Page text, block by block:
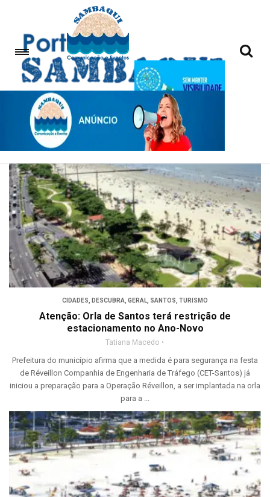
restrição
CIDADES, DESCUBRA, GERAL, SANTOS, TURISMO
Atenção: Orla de Santos terá restrição de
estacionamento no Ano-Novo
Tatiana Macedo
Prefeitura do município afirma que a medida é para segurança na festa
de Réveillon Companhia de Engenharia de Tráfego (CET-Santos) já
iniciou a preparação para a Operação Réveillon, a ser implantada na orla
para a ...